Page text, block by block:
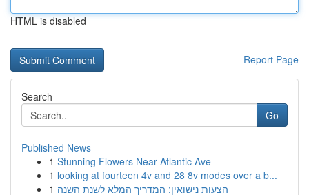
HTML is disabled
Report Page
Search
Go
Published News
1 Stunning Flowers Near Atlantic Ave
1 looking at fourteen 4v and 28 8v modes over a b...
1 הצעות נישואין: המדריך המלא לשנת השנה